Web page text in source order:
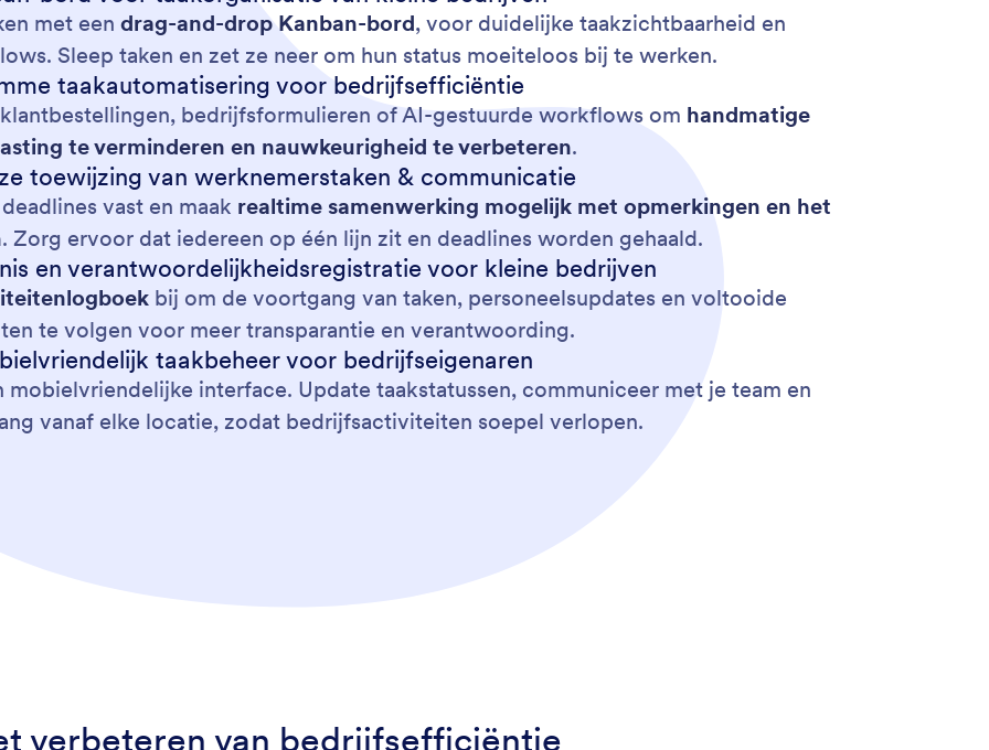
met eendrag-and-drop Kanban-bord, voor duidelijke taakzichtbaarheid en
Sleep taken en zet ze neer om hun status moeiteloos bij te werken.
taakautomatisering voor bedrijfsefficiëntie
bedrijfsformulieren of AI-gestuurde workflows om handmatige
te verminderen en nauwkeurigheid te verbeteren.
toewijzing van werknemerstaken & communicatie
vast en maak realtime samenwerking mogelijk met opmerkingen en het
. Zorg ervoor dat iedereen op één lijn zit en deadlines worden gehaald.
en verantwoordelijkheidsregistratie voor kleine bedrijven
bij om de voortgang van taken, personeelsupdates en voltooide
te volgen voor meer transparantie en verantwoording.
taakbeheer voor bedrijfseigenaren
interface. Update taakstatussen, communiceer met je team en
vanaf elke locatie, zodat bedrijfsactiviteiten soepel verlopen.
verbeteren van bedrijfsefficiëntie